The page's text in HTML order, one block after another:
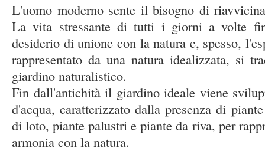
L'uomo moderno sente il bisogno di
La vita stressante di tutti i giorni a volte
desiderio di unione con la natura e, spesso,
rappresentato da una natura idealizzata, si
giardino naturalistico.
Fin dall'antichità il giardino ideale viene
d'acqua, caratterizzato dalla presenza di
di loto, piante palustri e piante da riva, per
armonia con la natura.